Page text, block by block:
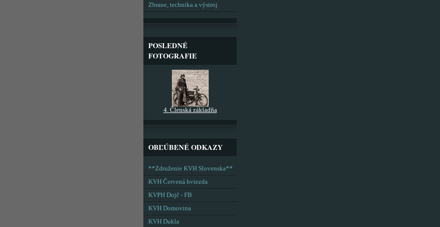
Zbrane, technika a výstroj
POSLEDNÉ
FOTOGRAFIE
4. Členská základňa
OBĽÚBENÉ ODKAZY
**Združenie KVH Slovenska**
KVH Červená hviezda
KVPH Dojč - FB
KVH Domovina
KVH Dukla